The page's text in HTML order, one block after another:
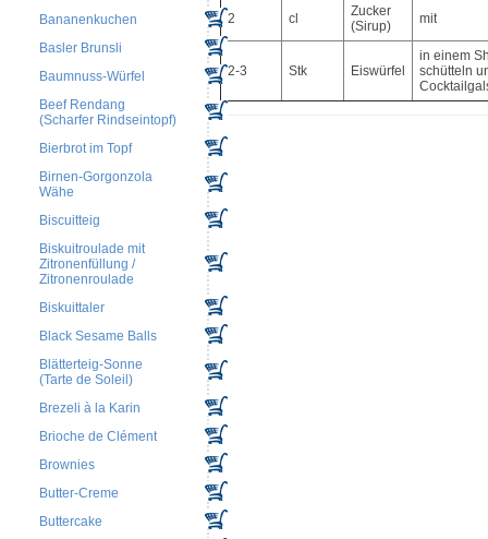
Bananenkuchen
Basler Brunsli
Baumnuss-Würfel
Beef Rendang
(Scharfer Rindseintopf)
Bierbrot im Topf
Birnen-Gorgonzola
Wähe
Biscuitteig
Biskuitroulade mit
Zitronenfüllung /
Zitronenroulade
Biskuittaler
Black Sesame Balls
Blätterteig-Sonne
(Tarte de Soleil)
Brezeli à la Karin
Brioche de Clément
Brownies
Butter-Creme
Buttercake
2 cl
Zucker
(Sirup)
mit
2-3 Stk Eiswürfel
in einem
schütteln